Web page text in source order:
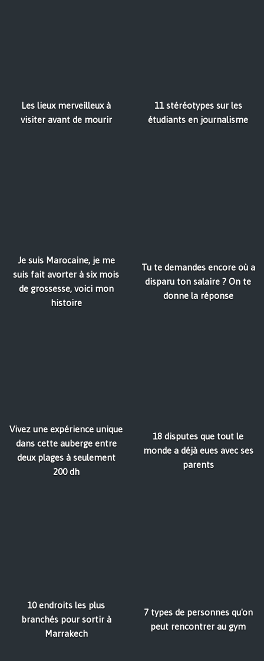
Les lieux merveilleux à
visiter avant de mourir
11 stéréotypes sur les
étudiants en journalisme
Je suis Marocaine, je me
suis fait avorter à six mois
de grossesse, voici mon
histoire
Tu te demandes encore où a
disparu ton salaire ? On te
donne la réponse
Vivez une expérience unique
dans cette auberge entre
deux plages à seulement
200 dh
18 disputes que tout le
monde a déjà eues avec ses
parents
10 endroits les plus
branchés pour sortir à
Marrakech
7 types de personnes qu'on
peut rencontrer au gym